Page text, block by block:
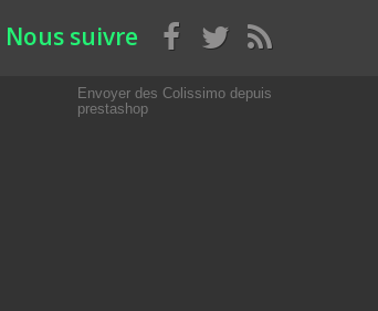
Nous suivre
Envoyer des Colissimo depuis
prestashop